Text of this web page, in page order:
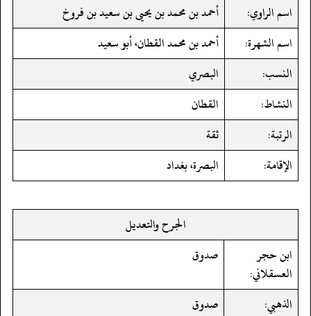
اسم الراوي:
أحمد بن محمد بن يحيى بن سعيد بن فروخ
اسم الشهرة:
أحمد بن محمد القطان، أبو سعيد
النسب:
البصري
النشاط:
القطان
الرتبة:
ثقة
الإقامة:
البصرة، بغداد
الجرح والتعديل
ابن حجر
العسقلاني:
صدوق
الذهبي:
صدوق